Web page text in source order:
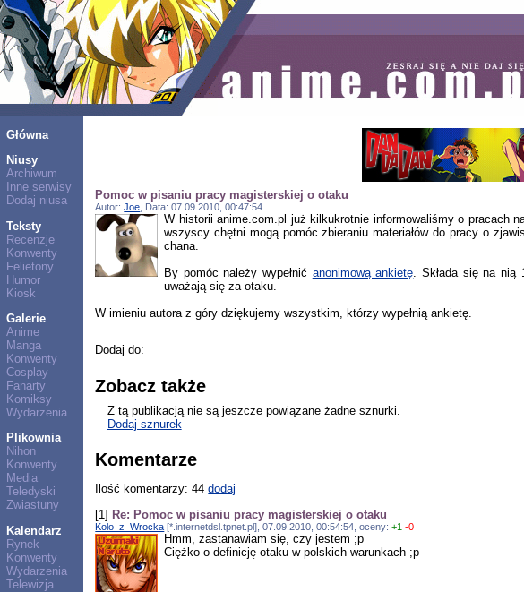
Główna
Niusy
Archiwum
Inne serwisy
Dodaj niusa
Teksty
Recenzje
Konwenty
Felietony
Humor
Kiosk
Galerie
Anime
Manga
Konwenty
Cosplay
Fanarty
Komiksy
Wydarzenia
Plikownia
Nihon
Konwenty
Media
Teledyski
Zwiastuny
Kalendarz
Rynek
Konwenty
Wydarzenia
Telewizja
Pomoc w pisaniu pracy magisterskiej o otaku
Autor:Joe , Data: 07.09.2010, 00:47:54
W historii anime.com.pl już kilkukrotnie informowaliśmy o pracach
wszyscy chętni mogą pomóc zbieraniu materiałów do pracy o
chana.
By pomóc należy wypełnić anonimową ankietę . Składa się na
uważają się za otaku.
W imieniu autora z góry dziękujemy wszystkim, którzy wypełnią ankietę.
Dodaj do:
Zobacz także
Z tą publikacją nie są jeszcze powiązane żadne sznurki.
Dodaj sznurek
Komentarze
Ilość komentarzy: 44dodaj
[1] Re: Pomoc w pisaniu pracy magisterskiej o otaku
Kolo_z_Wrocka [*.internetdsl.tpnet.pl], 07.09.2010, 00:54:54, oceny:+1 -0
Hmm, zastanawiam się, czy jestem ;p
Ciężko o definicję otaku w polskich warunkach ;p